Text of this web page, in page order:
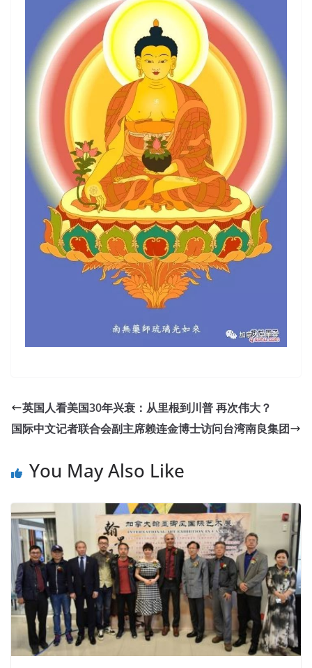
英国人看美国30年兴衰：从里根到川普 再次伟大？
国际中文记者联合会副主席赖连金博士访问台湾南良集团
You May Also Like